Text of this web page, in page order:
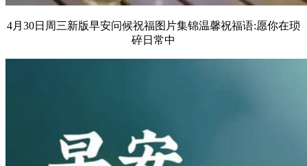
4月30日周三新版早安问候祝福图片集锦温馨祝福语:愿你在琐
碎日常中